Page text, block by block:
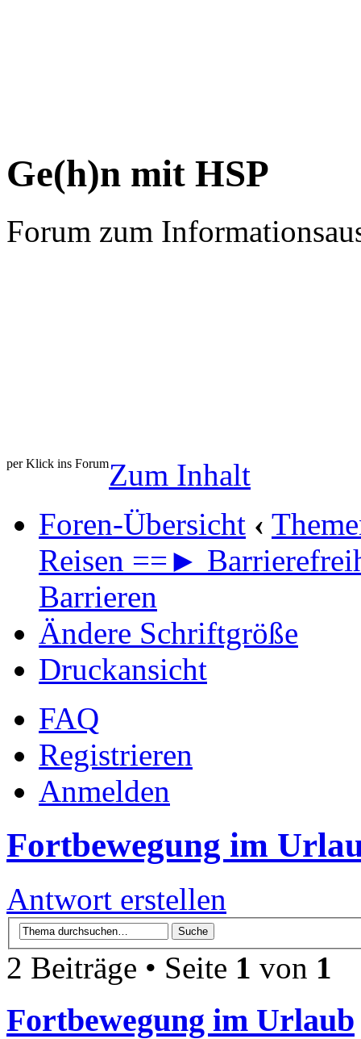
Ge(h)n mit HSP
Forum zum
per Klick ins ForumZum Inhalt
Foren-Übersicht ‹
Reisen ==►
Barrieren
Ändere Schriftgröße
Druckansicht
FAQ
Registrieren
Anmelden
Fortbewegung im
Antwort erstellen
2 Beiträge • Seite 1 von 1
Fortbewegung im Urlaub